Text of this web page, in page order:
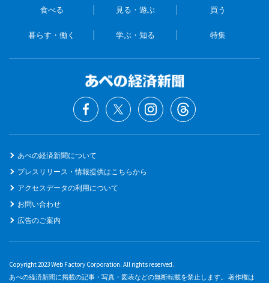
食べる 見る・遊ぶ 買う
暮らす・働く 学ぶ・知る 特集
あべの経済新聞について
プレスリリース・情報提供はこちらから
アクセスデータの利用について
お問い合わせ
広告のご案内
Copyright 2023 Web Factory Corporation. All rights reserved.
あべの経済新聞に掲載の記事・写真・図表などの無断転載を禁止します。 著作権は